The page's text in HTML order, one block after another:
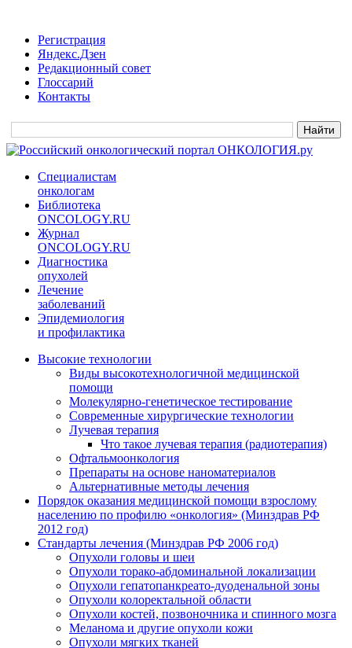
Регистрация
Яндекс.Дзен
Редакционный совет
Глоссарий
Контакты
Специалистам
онкологам
Библиотека
ONCOLOGY.RU
Журнал
ONCOLOGY.RU
Диагностика
опухолей
Лечение
заболеваний
Эпидемиология
и профилактика
Высокие технологии
Виды высокотехнологичной медицинской
помощи
Молекулярно-генетическое тестирование
Современные хирургические технологии
Лучевая терапия
Что такое лучевая терапия (радиотерапия)
Офтальмоонкология
Препараты на основе наноматериалов
Альтернативные методы лечения
Порядок оказания медицинской помощи взрослому
населению по профилю «онкология» (Минздрав РФ
2012 год)
Стандарты лечения (Минздрав РФ 2006 год)
Опухоли головы и шеи
Опухоли торако-абдоминальной локализации
Опухоли гепатопанкреато-дуоденальной зоны
Опухоли колоректальной области
Опухоли костей, позвоночника и спинного мозга
Меланома и другие опухоли кожи
Опухоли мягких тканей